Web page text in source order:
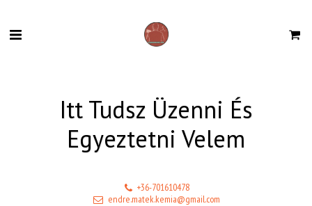
Itt Tudsz Üzenni És
Egyeztetni Velem
+36-701610478
endre.matek.kemia@gmail.com